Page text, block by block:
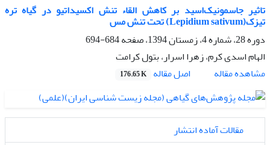
تاثیر جاسمونیک‌اسید بر کاهش القاء تنش اکسیداتیو در گیاه تره
تیزک(Lepidium sativum) تحت تنش مس
دوره 28، شماره 4، زمستان 1394، صفحه
684-694
الهام اسدی کرم، زهرا اسرار، بتول کرامت
مشاهده مقاله
اصل مقاله 176.65 K
مقالات آماده انتشار